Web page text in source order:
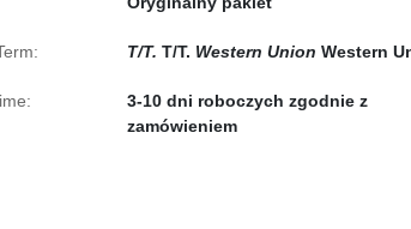
T/T. T/T. Western Union Western
3-10 dni roboczych zgodnie z
zamówieniem